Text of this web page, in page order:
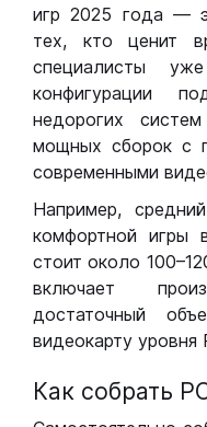
игр 2025 года —
тех, кто ценит
специалисты
конфигурации
недорогих
мощных сборок с
современными
Например,
комфортной игры
стоит около
включает
достаточный
видеокарту уровня
Как собрать